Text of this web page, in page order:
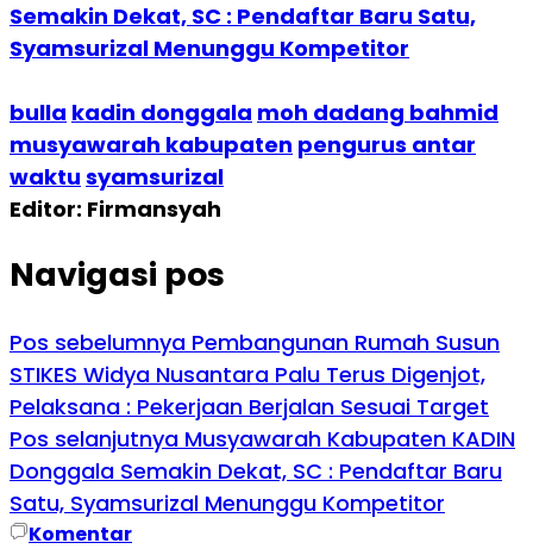
Semakin Dekat, SC : Pendaftar Baru Satu,
Syamsurizal Menunggu Kompetitor
bulla kadin donggala moh dadang bahmid
musyawarah kabupaten pengurus antar
waktu syamsurizal
Editor: Firmansyah
Navigasi pos
Pos sebelumnya Pembangunan Rumah Susun
STIKES Widya Nusantara Palu Terus Digenjot,
Pelaksana : Pekerjaan Berjalan Sesuai Target
Pos selanjutnya Musyawarah Kabupaten KADIN
Donggala Semakin Dekat, SC : Pendaftar Baru
Satu, Syamsurizal Menunggu Kompetitor
Komentar